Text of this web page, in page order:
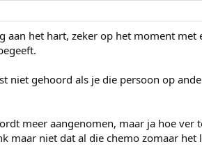
aan het hart, zeker op het moment met
niet gehoord als je die persoon op
meer aangenomen, maar ja hoe ver
maar niet dat al die chemo zomaar het